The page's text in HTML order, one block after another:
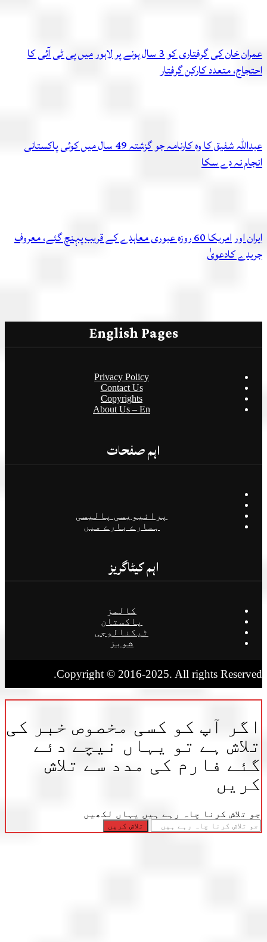
عمران خان کی گرفتاری کو 3 سال ہونے پر لاہور میں پی ٹی آئی کا
متعدد کارکن گرفتار
عبداللہ شفیق کا وہ کارنامہ جو گزشتہ 49 سال میں کوئی پاکستانی
نہ دے سکا
ایران اور امریکا 60 روزہ عبوری معاہدے کے قریب پہنچ گئے، معروف
کادعویٰ
English Pages
Privacy Policy
Contact Us
Copyrights
About Us – En
اہم صفحات
پرائیویسی پالیسی
ہمارے بارے میں
اہم کیٹاگریز
کالمز
پاکستان
ٹیکنالوجی
شوبز
Copyright © 2016-2025. All rights
آپ کو کسی مخصوص خبر کی
ہے تو یہاں نیچے دئے
فارم کی مدد سے تلاش
تلاش کرنا چاہ رہے ہیں یہاں لکھیں